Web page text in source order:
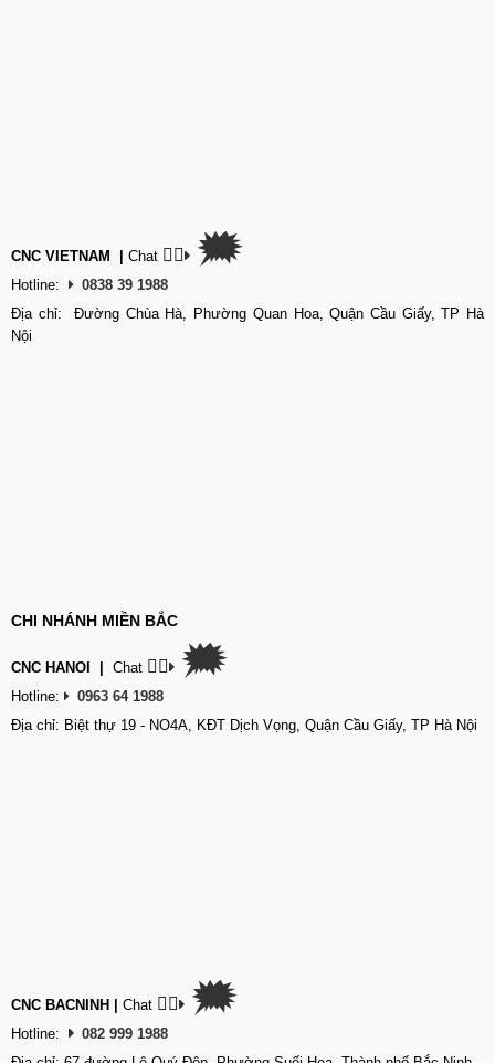
CNC VIETNAM Chat 👉🏽 🗯
Hotline:
0838 39 1988
Địa chỉ: Đường Chùa Hà, Phường Quan Hoa, Quận Cầu Giấy, TP Hà
Nội
CHI NHÁNH MIỀN BẮC
CNC HANOI Chat 👉🏽 🗯
Hotline:
0963 64 1988
Địa chỉ: Biệt thự 19 - NO4A, KĐT Dịch Vọng, Quận Cầu Giấy, TP Hà Nội
CNC BACNINH Chat 👉🏽 🗯
Hotline:
082 999 1988